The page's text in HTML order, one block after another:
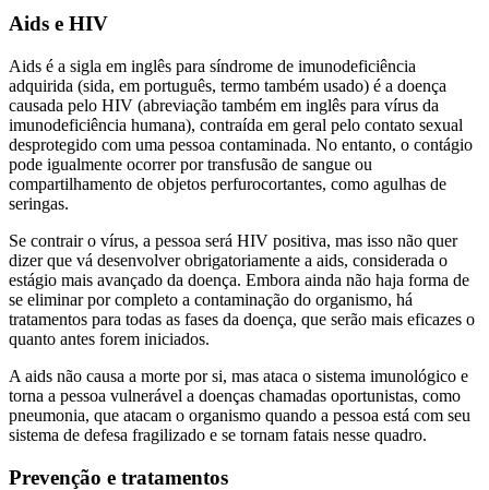
Aids e HIV
Aids é a sigla em inglês para síndrome de imunodeficiência
adquirida (sida, em português, termo também usado) é a doença
causada pelo HIV (abreviação também em inglês para vírus da
imunodeficiência humana), contraída em geral pelo contato sexual
desprotegido com uma pessoa contaminada. No entanto, o contágio
pode igualmente ocorrer por transfusão de sangue ou
compartilhamento de objetos perfurocortantes, como agulhas de
seringas.
Se contrair o vírus, a pessoa será HIV positiva, mas isso não quer
dizer que vá desenvolver obrigatoriamente a aids, considerada o
estágio mais avançado da doença. Embora ainda não haja forma de
se eliminar por completo a contaminação do organismo, há
tratamentos para todas as fases da doença, que serão mais eficazes o
quanto antes forem iniciados.
A aids não causa a morte por si, mas ataca o sistema imunológico e
torna a pessoa vulnerável a doenças chamadas oportunistas, como
pneumonia, que atacam o organismo quando a pessoa está com seu
sistema de defesa fragilizado e se tornam fatais nesse quadro.
Prevenção e tratamentos